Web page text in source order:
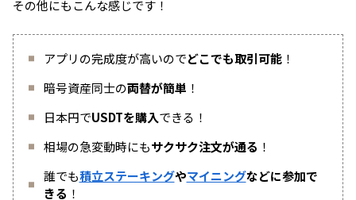
その他にもこんな感じです！
アプリの完成度が高いのでどこでも取引可能！
暗号資産同士の両替が簡単 ！
日本円でUSDTを購入できる！
相場の急変動時にもサクサク注文が通る ！
誰でも積立ステーキングやマイニングなどに参加で
きる ！